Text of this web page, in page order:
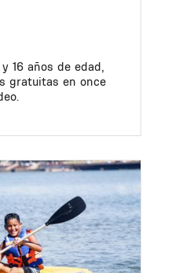
16 años de edad,
gratuitas en once